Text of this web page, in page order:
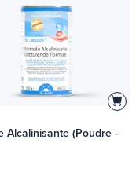
Alcalinisante (Poudre -